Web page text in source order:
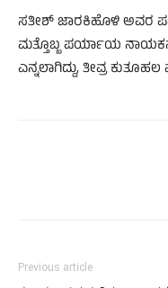
ಸತೀಶ್ ಜಾರಕಿಹೊಳಿ ಅವರ
ಮತ್ತೊಬ್ಬ ಪರ್ಯಾಯ ನಾಯಕನ
ಎನ್ನಲಾಗಿದ್ದು, ತೀವ್ರ
Previous article